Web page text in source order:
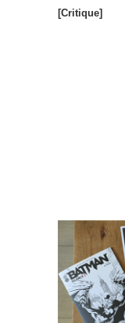
[Critique]